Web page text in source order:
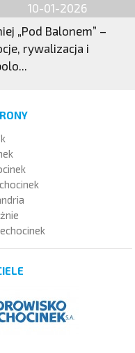
10-01-2026
„Pod Balonem” –
rywalizacja i